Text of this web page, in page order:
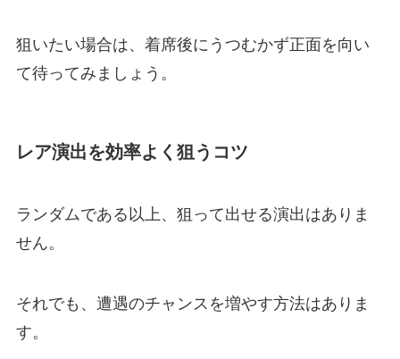
狙いたい場合は、着席後にうつむかず正面を向い
て待ってみましょう。
レア演出を効率よく狙うコツ
ランダムである以上、狙って出せる演出はありま
せん。
それでも、遭遇のチャンスを増やす方法はありま
す。